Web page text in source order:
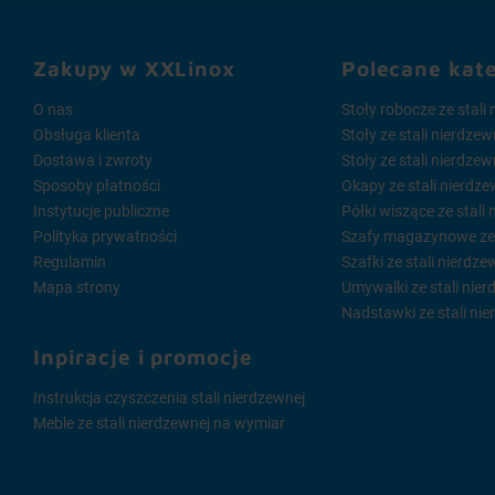
zależności
Gdy
Nie czekaj
Zakupy w XXLinox
O nas
Obsługa klienta
Dostawa i zwroty
Sposoby płatności
Instytucje publiczne
Polityka prywatności
Regulamin
Mapa strony
Inpiracje i promocje
Instrukcja czyszczenia stali nierdzewnej
Meble ze stali nierdzewnej na wymiar
Polecane
Stoły robocze ze stali
Stoły ze stali
Stoły ze stali
Okapy ze stali
Półki wiszące ze stali
Szafy magazynowe
Szafki ze stali
Umywalki ze stali
Nadstawki ze stali